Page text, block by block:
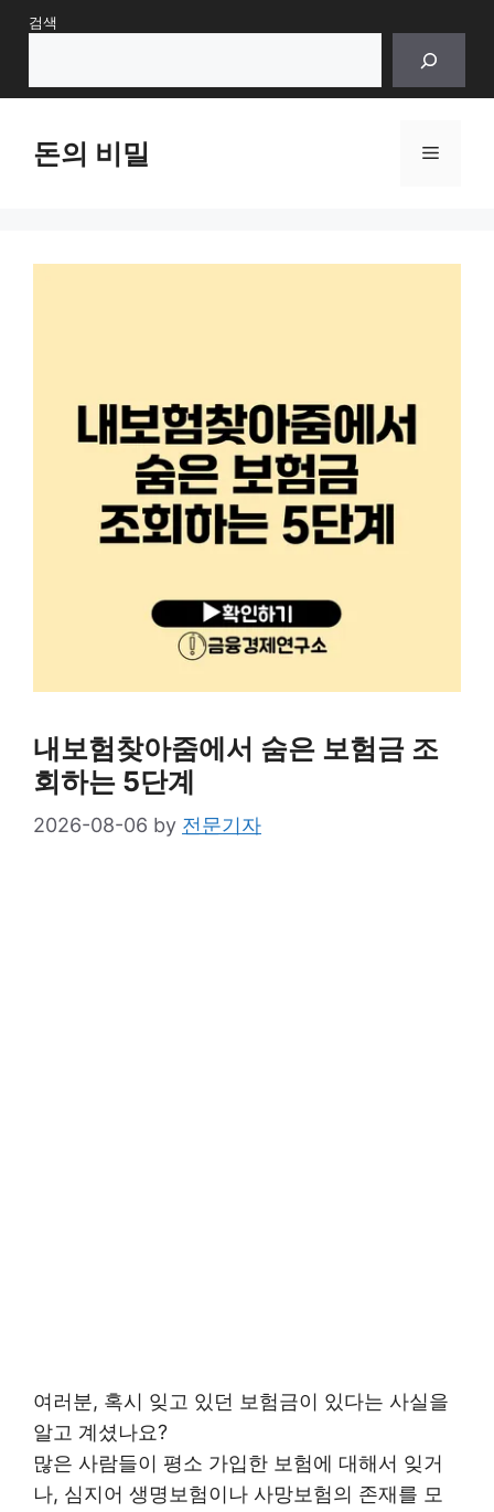
Skip검색
돈의 비밀 Menu
내보험찾아줌에서 숨은 보험금 조
회하는 5단계
2026-08-06 by 전문기자
여러분, 혹시 잊고 있던 보험금이 있다는 사실을
알고 계셨나요?
많은 사람들이 평소 가입한 보험에 대해서 잊거
나, 심지어 생명보험이나 사망보험의 존재를 모